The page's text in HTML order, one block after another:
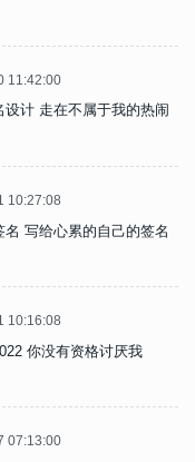
11:42:00
计 走在不属于我的热闹
10:27:08
写给心累的自己的签名
10:16:08
你没有资格讨厌我
07:13:00